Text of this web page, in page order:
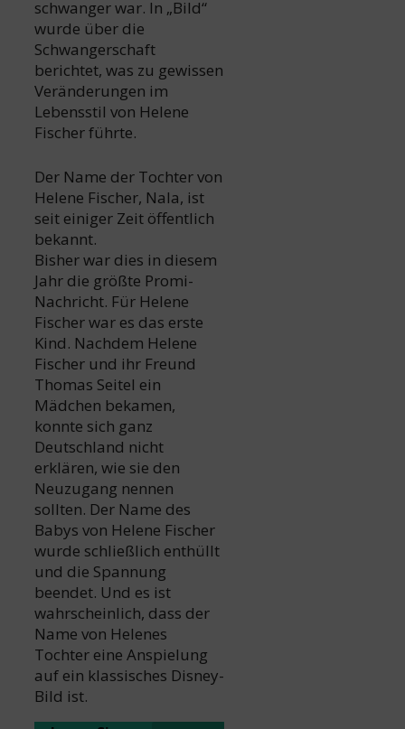
schwanger war. In „Bild“
wurde über die
Schwangerschaft
berichtet, was zu gewissen
Veränderungen im
Lebensstil von Helene
Fischer führte.
Der Name der Tochter von
Helene Fischer, Nala, ist
seit einiger Zeit öffentlich
bekannt.
Bisher war dies in diesem
Jahr die größte Promi-
Nachricht. Für Helene
Fischer war es das erste
Kind. Nachdem Helene
Fischer und ihr Freund
Thomas Seitel ein
Mädchen bekamen,
konnte sich ganz
Deutschland nicht
erklären, wie sie den
Neuzugang nennen
sollten. Der Name des
Babys von Helene Fischer
wurde schließlich enthüllt
und die Spannung
beendet. Und es ist
wahrscheinlich, dass der
Name von Helenes
Tochter eine Anspielung
auf ein klassisches Disney-
Bild ist.